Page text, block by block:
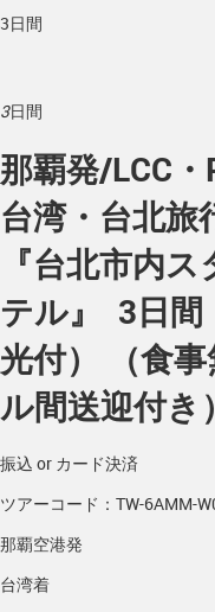
3日間
3日間
那覇発/LCC
台湾・台北旅
『台北市内
テル』 3日間
光付） （食
ル間送迎付き）
振込 or カード決済
ツアーコード：TW-6AMM-
那覇空港発
台湾着